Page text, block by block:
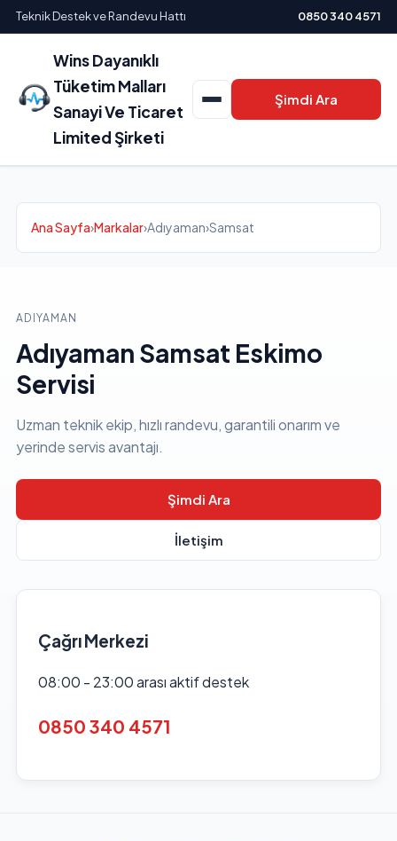
Teknik Destek ve Randevu Hattı 0850 340 4571
Wins Dayanıklı
Tüketim Malları
Sanayi Ve Ticaret
Limited Şirketi
Şimdi Ara
Ana Sayfa›Markalar›Adıyaman›Samsat
ADIYAMAN
Adıyaman Samsat Eskimo
Servisi
Uzman teknik ekip, hızlı randevu, garantili onarım ve
yerinde servis avantajı.
Şimdi Ara
İletişim
Çağrı Merkezi
08:00 - 23:00 arası aktif destek
0850 340 4571